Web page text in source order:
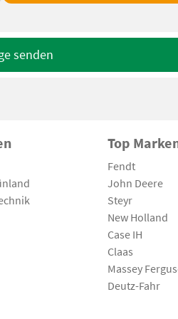
senden
Top
Fendt
John Deere
Steyr
New Holland
Case IH
Claas
Massey
Deutz-Fahr